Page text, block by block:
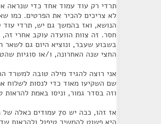
תרדי רק עוד עמוד אחד כדי שנראה
לא צריכים להכיר את הפרטים. כמו
הנושא, ואז בהמשך גם יש, תרדי עוד
חסר. זה צוות הוועדה עוקב אחרי
בשבוע שעבר, ונוציא היום גם
החצי שנה האחרונה, ו/או סוגיות
אני רוצה להגיד מילה טובה למשרד
שם השקיעו מאוד כדי לנסות לשלוח
וזה בסדר גמור, וניסו באמת להראות
אז זהו, ככה יש 70